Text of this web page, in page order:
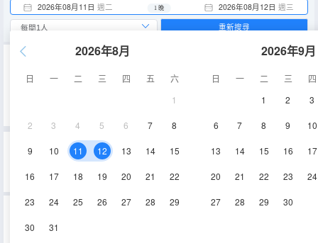
2026年08月11日 週二 2026年08月12日 週三
1 晚
2026年8月
日 一 二 三 四 五
六
1
2 3 4 5 6 7 8
9 10 11 12 13 14 15
16 17 18 19 20 21 22
23 24 25 26 27 28 29
30 31
2026年9月
日 一 二 三
四
1
2 3
6 7 8 9 10
13 14 15 16 17
20 21 22 23 24
27 28 29 30
重新搜尋
重要資訊
城市重要資訊
吉隆坡可愛的家酒店的真實住客評論(0)
0%的人推薦
清潔度 服務 設施
吉隆坡可愛的家酒店 (The Lovely Home at Kuala Lumpur)
開業時間： 2016